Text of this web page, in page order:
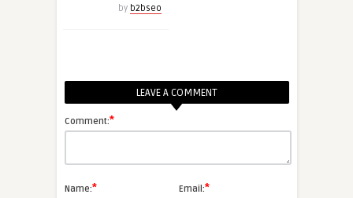
by b2bseo
LEAVE A COMMENT
Comment:*
Name:* Email:*